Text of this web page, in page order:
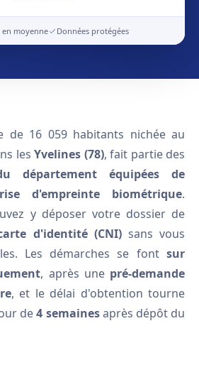
en moyenne Données protégées
de 16 059 habitants nichée au
les Yvelines (78), fait partie des
département équipées de
d'empreinte biométrique.
y déposer votre dossier de
d'identité (CNI)sans vous
Les démarches se font sur
, après une pré-demande
, et le délai d'obtention tourne
de4 semainesaprès dépôt du